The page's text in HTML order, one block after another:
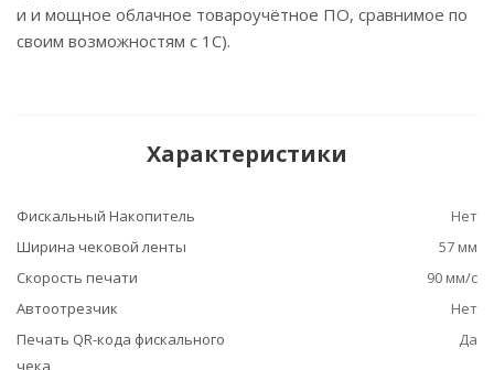
и и мощное облачное товароучётное ПО, сравнимое по
своим возможностям с 1С).
Характеристики
Фискальный Накопитель
Нет
Ширина чековой ленты
57 мм
Скорость печати
90 мм/с
Автоотрезчик
Нет
Печать QR-кода фискального
чека
Да